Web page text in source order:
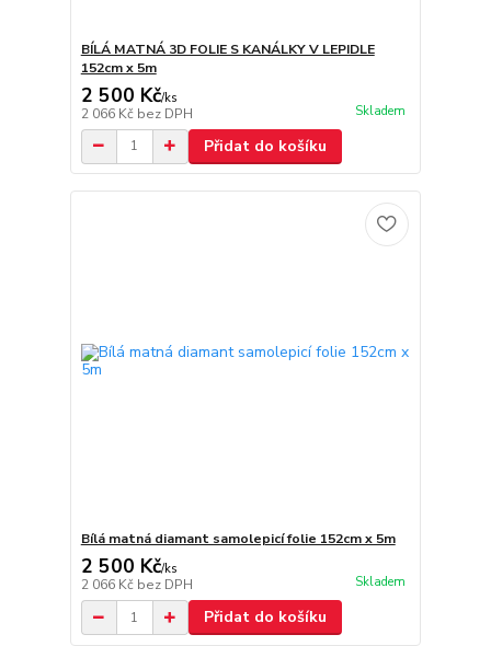
BÍLÁ MATNÁ 3D FOLIE S KANÁLKY V LEPIDLE
152cm x 5m
2 500 Kč/ks
2 066 Kč bez DPH Skladem
Přidat do košíku
Bílá matná diamant samolepicí folie 152cm x 5m
2 500 Kč/ks
2 066 Kč bez DPH Skladem
Přidat do košíku